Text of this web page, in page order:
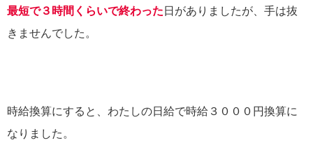
最短で３時間くらいで終わった 日がありましたが、手は抜
きませんでした。
時給換算にすると、わたしの日給で時給３０００円換算に
なりました。